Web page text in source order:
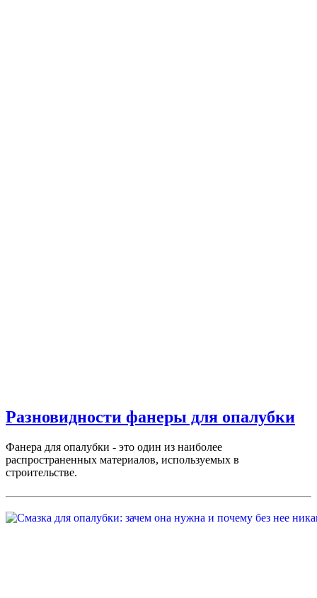
Разновидности фанеры для опалубки
Фанера для опалубки - это один из наиболее
распространенных материалов, используемых в
строительстве.